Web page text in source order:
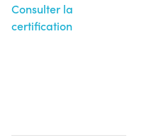
Consulter la
certification